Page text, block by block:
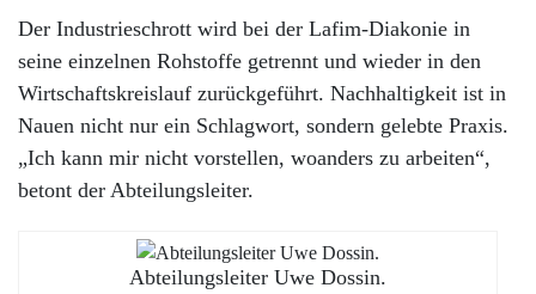
Der Industrieschrott wird bei der Lafim-Diakonie in
seine einzelnen Rohstoffe getrennt und wieder in den
Wirtschaftskreislauf zurückgeführt. Nachhaltigkeit ist in
Nauen nicht nur ein Schlagwort, sondern gelebte Praxis.
„Ich kann mir nicht vorstellen, woanders zu arbeiten“,
betont der Abteilungsleiter.
Abteilungsleiter Uwe Dossin.